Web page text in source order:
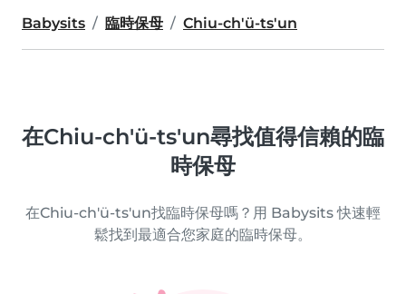
Babysits 臨時保母 Chiu-ch'ü-ts'un
在Chiu-ch'ü-ts'un尋找值得信賴的臨
時保母
在Chiu-ch'ü-ts'un找臨時保母嗎？用 Babysits 快速輕
鬆找到最適合您家庭的臨時保母。